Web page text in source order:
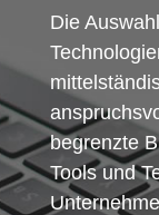
Die
begrenzte
Tools und